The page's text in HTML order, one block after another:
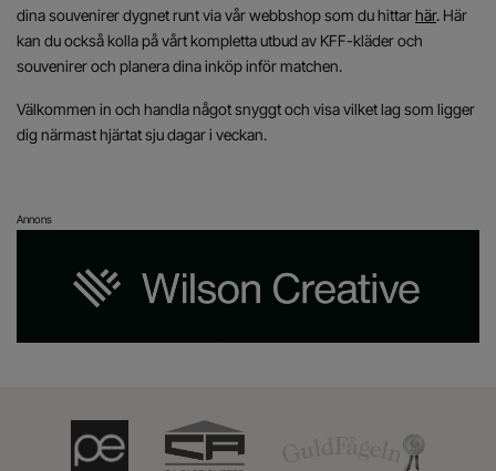
dina souvenirer dygnet runt via vår webbshop som du hittarhär. Här
kan du också kolla på vårt kompletta utbud av KFF-kläder och
souvenirer och planera dina inköp inför matchen.
Välkommen in och handla något snyggt och visa vilket lag som ligger
dig närmast hjärtat sju dagar i veckan.
Annons